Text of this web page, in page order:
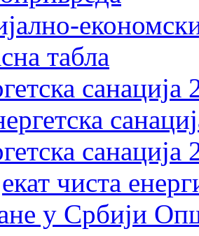
табла
санација
чиста
у Србији